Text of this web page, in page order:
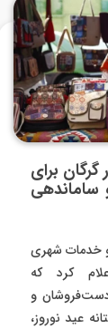
گرگان برای
خدمات شهری
کرد که
و
عید نوروز،